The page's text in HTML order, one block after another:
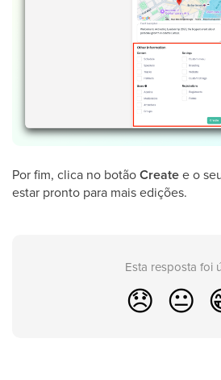
Por fim, clica no botãoCreatee o
estar pronto para mais edições.
Esta resposta foi
😞 😐